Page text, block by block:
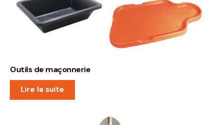
Outils de maçonnerie
Lire la suite